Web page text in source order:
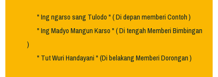
" Ing ngarso sang Tulodo " ( Di depan memberi Contoh )
" Ing Madyo Mangun Karso " ( Di tengah Memberi Bimbingan
)
" Tut Wuri Handayani " (Di belakang Memberi Dorongan )